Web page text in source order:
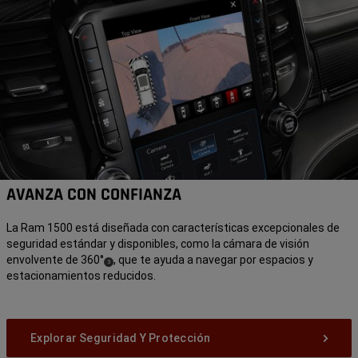
AVANZA CON CONFIANZA
La Ram 1500 está diseñada con características excepcionales de
seguridad estándar y disponibles, como la cámara de visión
envolvente de 360° (
Disclosure
3) , que te ayuda a navegar por espacios y
estacionamientos reducidos.
Explorar Seguridad Y Protección